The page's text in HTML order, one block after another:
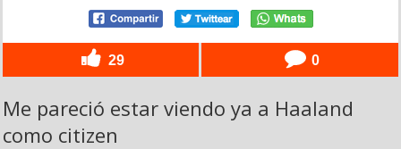
29 0
Me pareció estar viendo ya a Haaland
como citizen